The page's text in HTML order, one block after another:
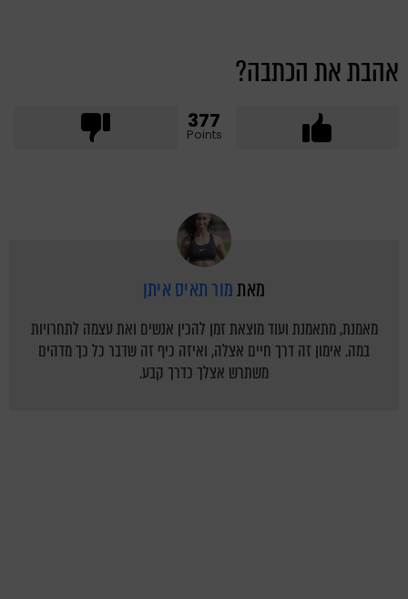
אהבת את הכתבה?
377
Points
מאתמור תאיס איתן
מאמנת, מתאמנת ועוד מוצאת זמן להכין אנשים ואת עצמה לתחרויות
במה. אימון זה דרך חיים אצלה, ואיזה כיף זה שדבר כל כך מדהים
משתרש אצלך כדרך קבע.